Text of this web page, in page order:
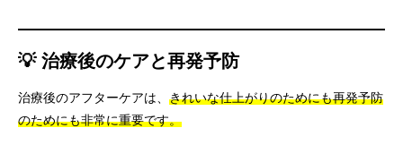
💡 治療後のケアと再発予防
治療後のアフターケアは、 きれいな仕上がりのためにも再発予防
のためにも非常に重要です。